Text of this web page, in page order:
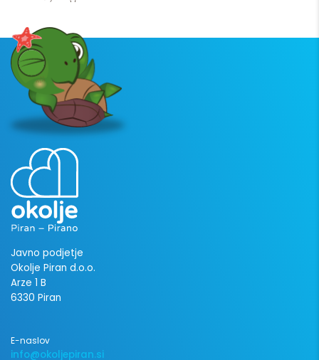
Javno podjetje
Okolje Piran d.o.o.
Arze 1 B
6330 Piran
E-naslov
info@okoljepiran.si